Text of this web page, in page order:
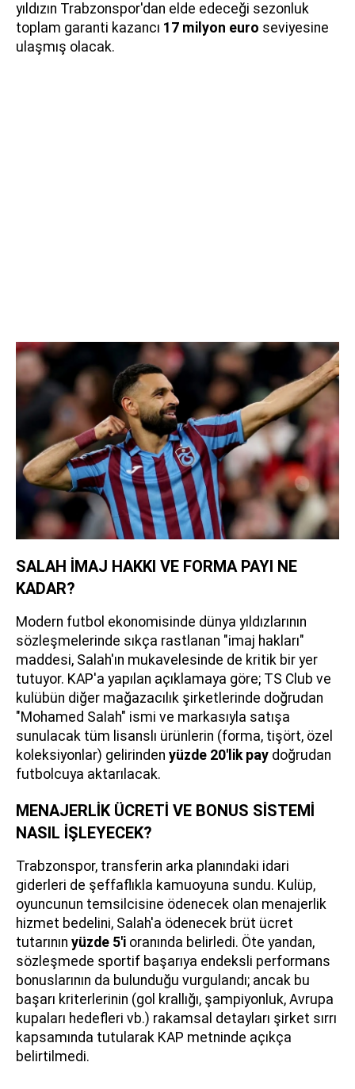
yıldızın Trabzonspor'dan elde edeceği sezonluk
toplam garanti kazancı 17 milyon euro seviyesine
ulaşmış olacak.
SALAH İMAJ HAKKI VE FORMA PAYI NE
KADAR?
Modern futbol ekonomisinde dünya yıldızlarının
sözleşmelerinde sıkça rastlanan "imaj hakları"
maddesi, Salah'ın mukavelesinde de kritik bir yer
tutuyor. KAP'a yapılan açıklamaya göre; TS Club ve
kulübün diğer mağazacılık şirketlerinde doğrudan
"Mohamed Salah" ismi ve markasıyla satışa
sunulacak tüm lisanslı ürünlerin (forma, tişört, özel
koleksiyonlar) gelirinden yüzde 20'lik pay doğrudan
futbolcuya aktarılacak.
MENAJERLİK ÜCRETİ VE BONUS SİSTEMİ
NASIL İŞLEYECEK?
Trabzonspor, transferin arka planındaki idari
giderleri de şeffaflıkla kamuoyuna sundu. Kulüp,
oyuncunun temsilcisine ödenecek olan menajerlik
hizmet bedelini, Salah'a ödenecek brüt ücret
tutarının yüzde 5'i oranında belirledi. Öte yandan,
sözleşmede sportif başarıya endeksli performans
bonuslarının da bulunduğu vurgulandı; ancak bu
başarı kriterlerinin (gol krallığı, şampiyonluk, Avrupa
kupaları hedefleri vb.) rakamsal detayları şirket sırrı
kapsamında tutularak KAP metninde açıkça
belirtilmedi.